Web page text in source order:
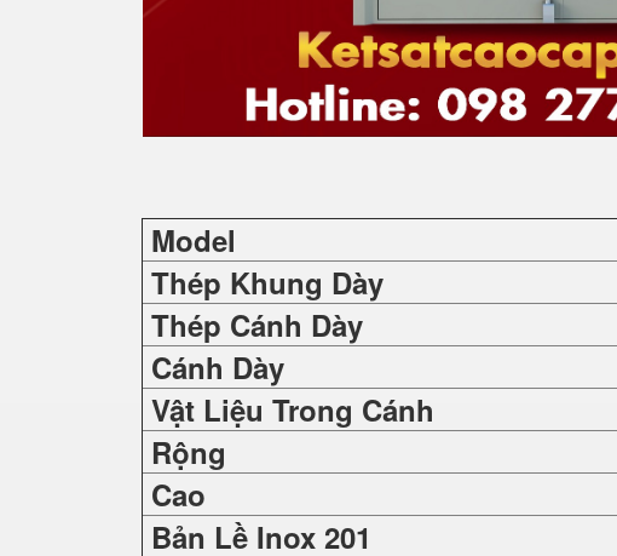
Model
Thép Khung Dày
Thép Cánh Dày
Cánh Dày
Vật Liệu Trong Cánh
Rộng
Cao
Bản Lề Inox 201